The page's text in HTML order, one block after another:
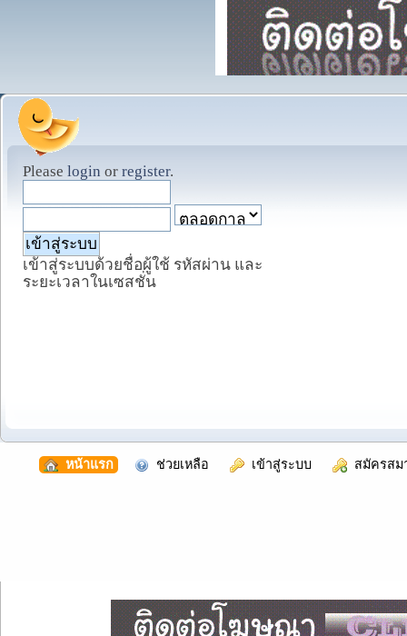
Please login or register.
เข้าสู่ระบบด้วยชื่อผู้ใช้ รหัสผ่าน และ
ระยะเวลาในเซสชั่น
หน้าแรก ช่วยเหลือ เข้าสู่ระบบ สมัครสม